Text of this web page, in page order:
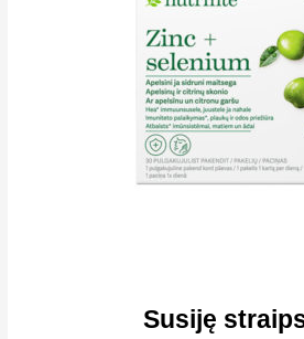
Susiję